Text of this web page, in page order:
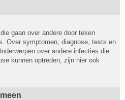
gaan over andere door teken
Over symptomen, diagnose, tests en
over andere infecties die
kunnen optreden, zijn hier ook